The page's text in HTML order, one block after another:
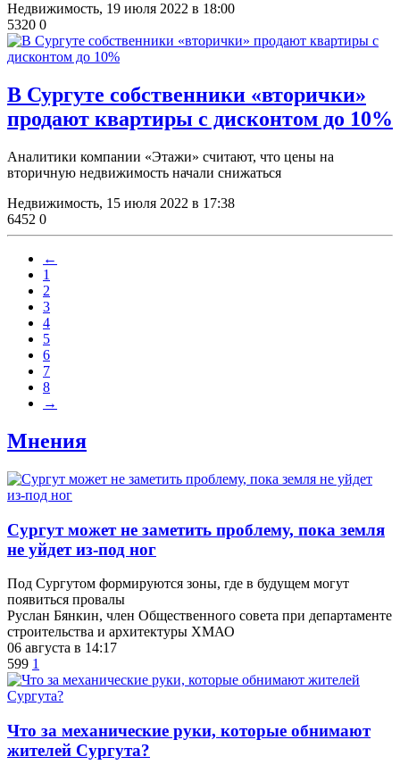
Недвижимость, 19 июля 2022 в 18:00
5320 0
В Сургуте собственники «вторички»
продают квартиры с дисконтом до 10%
Аналитики компании «Этажи» считают, что цены на
вторичную недвижимость начали снижаться
Недвижимость, 15 июля 2022 в 17:38
6452 0
←
1
2
3
4
5
6
7
8
→
Мнения
Сургут может не заметить проблему, пока земля
не уйдет из-под ног
Под Сургутом формируются зоны, где в будущем могут
появиться провалы
Руслан Бянкин, член Общественного совета при департаменте
строительства и архитектуры ХМАО
06 августа в 14:17
599 1
​Что за механические руки, которые обнимают
жителей Сургута?